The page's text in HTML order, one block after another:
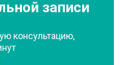
записи
консультацию,